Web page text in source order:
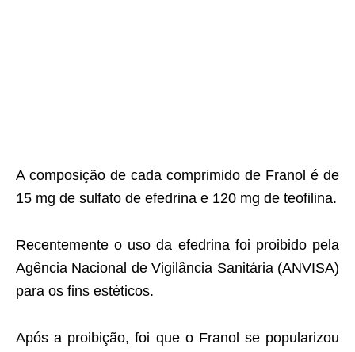
A composição de cada comprimido de Franol é de
15 mg de sulfato de efedrina e 120 mg de teofilina.
Recentemente o uso da efedrina foi proibido pela
Agência Nacional de Vigilância Sanitária (ANVISA)
para os fins estéticos.
Após a proibição, foi que o Franol se popularizou